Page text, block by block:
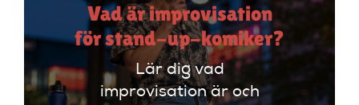
Vad är improvisation
för stand-up-komiker?
Lär dig vad
improvisation är och